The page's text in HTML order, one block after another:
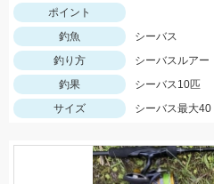
ポイント
釣魚
シーバス
釣り方
シーバスルアー
釣果
シーバス10匹
サイズ
シーバス最大40